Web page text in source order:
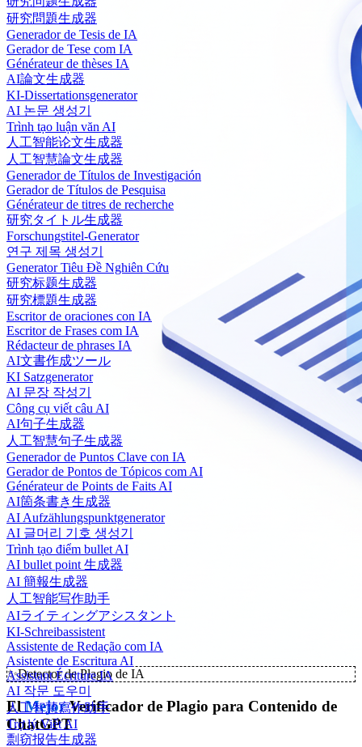
研究問題生成器
Generador de Tesis de IA
Gerador de Tese com IA
Générateur de thèses IA
AI論文生成器
KI-Dissertationsgenerator
AI 논문 생성기
Trình tạo luận văn AI
人工智能论文生成器
人工智慧論文生成器
Generador de Títulos de Investigación
Gerador de Títulos de Pesquisa
Générateur de titres de recherche
研究タイトル生成器
Forschungstitel-Generator
연구 제목 생성기
Generator Tiêu Đề Nghiên Cứu
研究标题生成器
研究標題生成器
Escritor de oraciones con IA
Escritor de Frases com IA
Rédacteur de phrases IA
AI文書作成ツール
KI Satzgenerator
AI 문장 작성기
Công cụ viết câu AI
AI句子生成器
人工智慧句子生成器
Generador de Puntos Clave con IA
Gerador de Pontos de Tópicos com AI
Générateur de Points de Faits AI
AI箇条書き生成器
AI Aufzählungspunktgenerator
AI 글머리 기호 생성기
Trình tạo điểm bullet AI
AI bullet point 生成器
AI 簡報生成器
人工智能写作助手
AIライティングアシスタント
KI-Schreibassistent
Assistente de Redação com IA
Asistente de Escritura AI
Assistant Écriture IA
AI 작문 도우미
人工智慧寫作助手
Trợ lý Viết AI
剽窃报告生成器
✨Detector de Plagio de IA
ElMejorVerificador de Plagio para Contenido de
ChatGPT